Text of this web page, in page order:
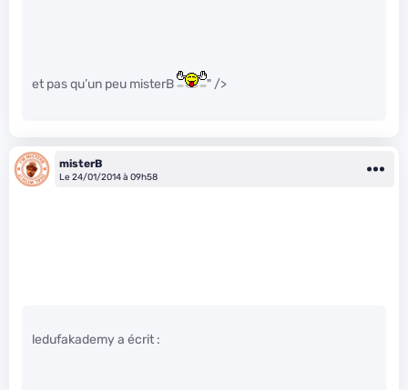
et pas qu’un peu misterB " />
misterB
Le 24/01/2014 à 09h58
ledufakademy a écrit :